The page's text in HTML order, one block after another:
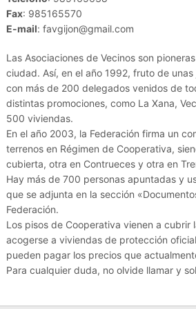
Fax: 985165570
E-mail: favgijon@gmail.com
Las Asociaciones de Vecinos son
ciudad. Así, en el año 1992, fruto de
con más de 200 delegados venidos de
distintas promociones, como La Xana,
500 viviendas.
En el año 2003, la Federación firma un
terrenos en Régimen de Cooperativa,
cubierta, otra en Contrueces y otra en
Hay más de 700 personas apuntadas y
que se adjunta en la sección
Federación.
Los pisos de Cooperativa vienen a
acogerse a viviendas de protección
pueden pagar los precios que
Para cualquier duda, no olvide llamar y